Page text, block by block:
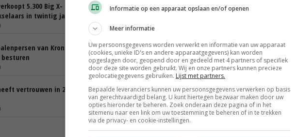
5.300 Big X-
in twintig jaar
Nieuwe functionaliteit Krone
analyseert bewerkt perceel
van Krone mogen
Omzet landbouwdivisie Krone stijgt
bijna 9 procent
23-12-2019
vertrouwen in 2019
Nieuwe zwadbanden voor Krone-
triplemaaiers
17-04-2019
Informatie op een apparaat opslaan en/of openen
Meer informatie
Uw persoonsgegevens worden verwerkt en informatie van uw apparaat
(cookies, unieke ID's en andere apparaatgegevens) kan worden
opgeslagen door, geopend door en gedeeld met 4 partners of specifiek
door deze site worden gebruikt. Wij en onze partners kunnen precieze
geolocatiegegevens gebruiken. Lijst met partners.
Bepaalde leveranciers kunnen uw persoonsgegevens verwerken op basis
van gerechtvaardigd belang. U kunt hiertegen bezwaar maken door uw
opties hieronder te beheren. Zoek onderaan deze pagina of in het
sitemenu naar een link om uw toestemming te beheren of in te trekken
via de privacy- en cookie-instellingen.